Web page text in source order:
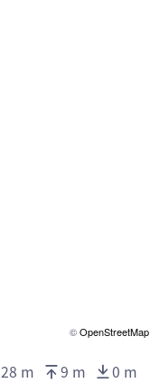
©OpenStreetMap
28 m 9 m 0 m